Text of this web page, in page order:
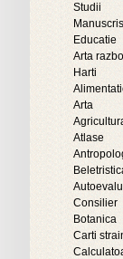
Studii
Educatie
Arta
Harti
Arta
Atlase
Consilier
Botanica
Carti